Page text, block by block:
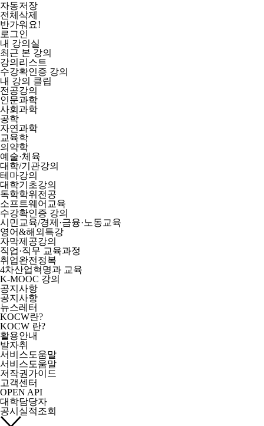
자동저장
전체삭제
반가워요!
로그인
내 강의실
최근 본 강의
강의리스트
수강확인증 강의
내 강의 클립
전공강의
인문과학
사회과학
공학
자연과학
교육학
의약학
예술·체육
대학/기관강의
테마강의
대학기초강의
독학학위전공
소프트웨어교육
수강확인증 강의
시민교육/경제·금융·노동교육
영어&해외특강
자막제공강의
직업·직무 교육과정
취업완전정복
4차산업혁명과 교육
K-MOOC 강의
공지사항
공지사항
뉴스레터
KOCW란?
KOCW 란?
활용안내
발자취
서비스도움말
서비스도움말
저작권가이드
고객센터
OPEN API
대학담당자
공시실적조회